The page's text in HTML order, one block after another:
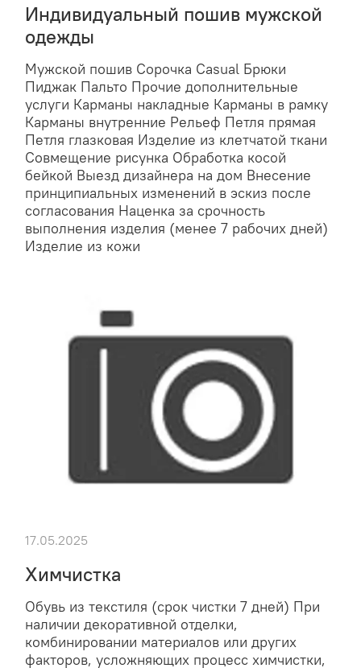
Индивидуальный пошив мужской
одежды
Мужской пошив Сорочка Casual Брюки
Пиджак Пальто Прочие дополнительные
услуги Карманы накладные Карманы в рамку
Карманы внутренние Рельеф Петля прямая
Петля глазковая Изделие из клетчатой ткани
Совмещение рисунка Обработка косой
бейкой Выезд дизайнера на дом Внесение
принципиальных изменений в эскиз после
согласования Наценка за срочность
выполнения изделия (менее 7 рабочих дней)
Изделие из кожи
Химчистка
Обувь из текстиля (срок чистки 7 дней) При
наличии декоративной отделки,
комбинировании материалов или других
факторов, усложняющих процесс химчистки,
17.05.2025